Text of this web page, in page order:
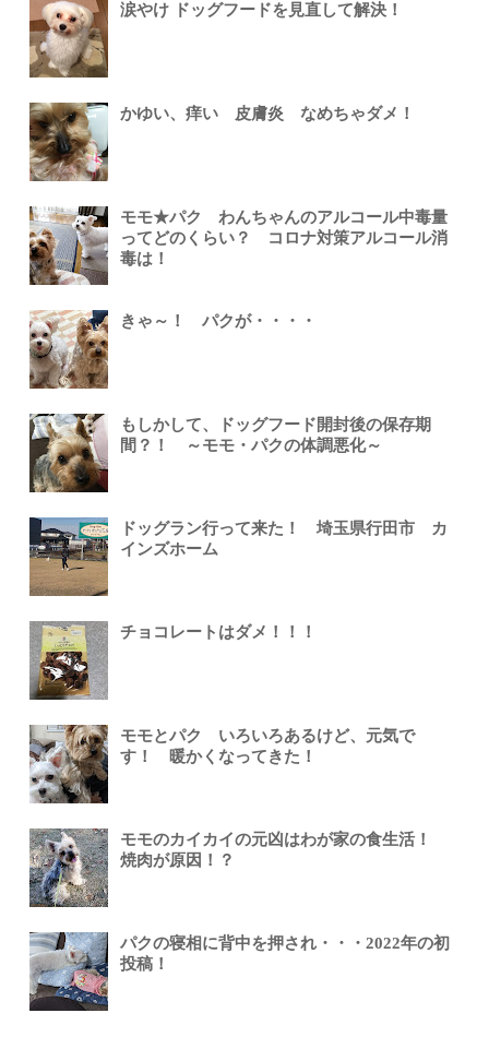
涙やけ ドッグフードを見直して解決！
かゆい、痒い 皮膚炎 なめちゃダメ！
モモ★パク わんちゃんのアルコール中毒量
ってどのくらい？ コロナ対策アルコール消
毒は！
きゃ～！ パクが・・・・
もしかして、ドッグフード開封後の保存期
間？！ ～モモ・パクの体調悪化～
ドッグラン行って来た！ 埼玉県行田市 カ
インズホーム
チョコレートはダメ！！！
モモとパク いろいろあるけど、元気で
す！ 暖かくなってきた！
モモのカイカイの元凶はわが家の食生活！
焼肉が原因！？
パクの寝相に背中を押され・・・2022年の初
投稿！